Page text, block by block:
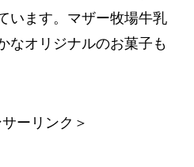
います。マザー牧場牛乳
なオリジナルのお菓子も
ーリンク＞